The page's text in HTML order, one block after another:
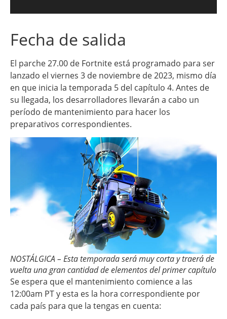
Fecha de salida
El parche 27.00 de Fortnite está programado para ser
lanzado el viernes 3 de noviembre de 2023, mismo día
en que inicia la temporada 5 del capítulo 4. Antes de
su llegada, los desarrolladores llevarán a cabo un
período de mantenimiento para hacer los
preparativos correspondientes.
NOSTÁLGICA – Esta temporada será muy corta y traerá de
vuelta una gran cantidad de elementos del primer capítulo
Se espera que el mantenimiento comience a las
12:00am PT y esta es la hora correspondiente por
cada país para que la tengas en cuenta: